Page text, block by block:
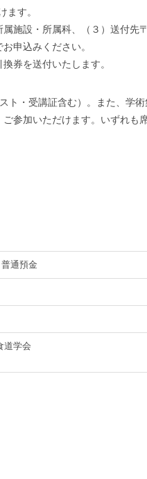
ます。
施設・所属科、（３）送付先
申込みください。
券を送付いたします。
ト・受講証含む）。また、学
参加いただけます。いずれも
通預金
道学会